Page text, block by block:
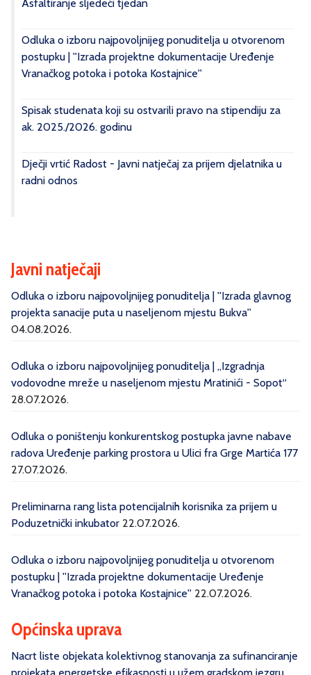
Asfaltiranje sljedeći tjedan
Odluka o izboru najpovoljnijeg ponuditelja u otvorenom
postupku | ''Izrada projektne dokumentacije Uređenje
Vranačkog potoka i potoka Kostajnice''
Spisak studenata koji su ostvarili pravo na stipendiju za
ak. 2025./2026. godinu
Dječji vrtić Radost - Javni natječaj za prijem djelatnika u
radni odnos
Javni natječaji
Odluka o izboru najpovoljnijeg ponuditelja | ''Izrada glavnog
projekta sanacije puta u naseljenom mjestu Bukva''
04.08.2026.
Odluka o izboru najpovoljnijeg ponuditelja | „Izgradnja
vodovodne mreže u naseljenom mjestu Mratinići - Sopot“
28.07.2026.
Odluka o poništenju konkurentskog postupka javne nabave
radova Uređenje parking prostora u Ulici fra Grge Martića 177
27.07.2026.
Preliminarna rang lista potencijalnih korisnika za prijem u
Poduzetnički inkubator 22.07.2026.
Odluka o izboru najpovoljnijeg ponuditelja u otvorenom
postupku | ''Izrada projektne dokumentacije Uređenje
Vranačkog potoka i potoka Kostajnice'' 22.07.2026.
Općinska uprava
Nacrt liste objekata kolektivnog stanovanja za sufinanciranje